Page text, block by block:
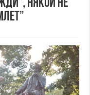
някои не